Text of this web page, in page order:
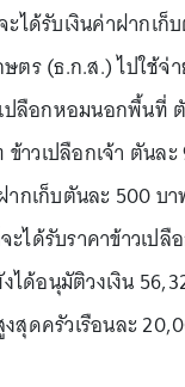
ได้รับเงินค่าฝากเก็
ตร (ธ.ก.ส.) ไปใช้จ่
ลือกหอมนอกพื้นที่
ข้าวเปลือกเจ้า ตัน
ากเก็บตันละ 500
ได้รับราคาข้าวเป
ด้อนุมัติวงเงิน
สุดครัวเรือนละ